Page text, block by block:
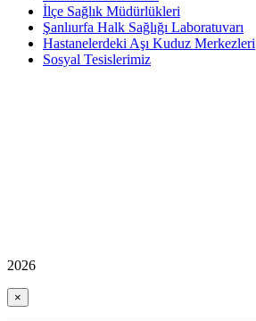
İlçe Sağlık Müdürlükleri
Şanlıurfa Halk Sağlığı Laboratuvarı
Hastanelerdeki Aşı Kuduz Merkezleri
Sosyal Tesislerimiz
2026
×